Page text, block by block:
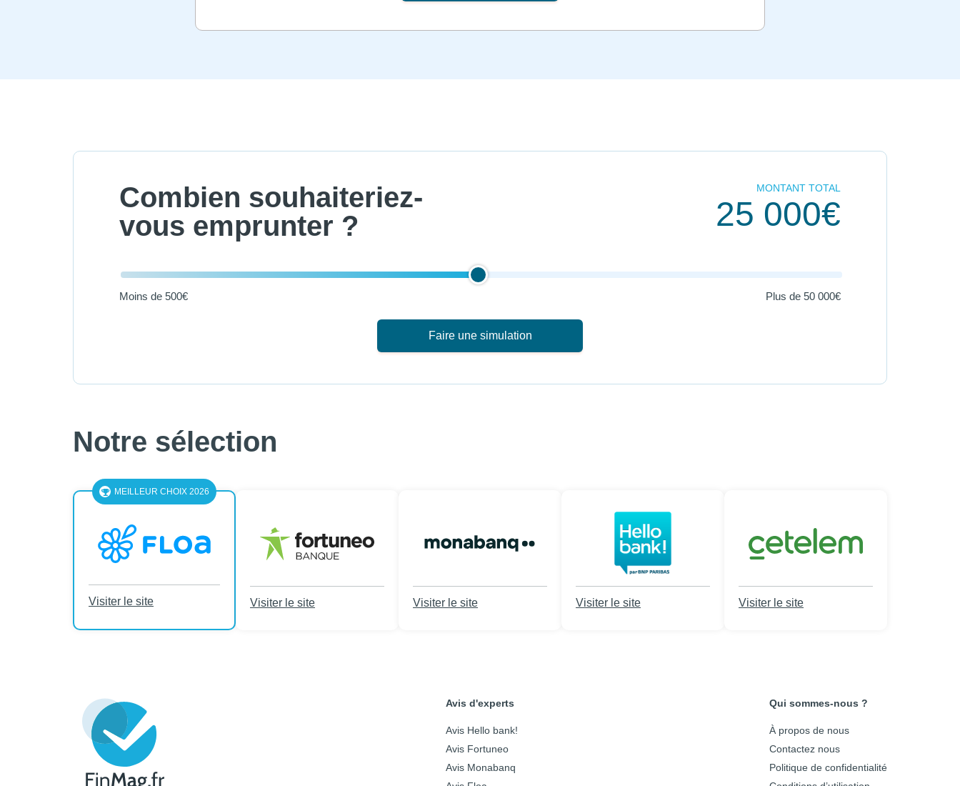
Combien souhaiteriez-
vous emprunter ?
MONTANT TOTAL
25 000€
Moins de 500€ Plus de 50 000€
Faire une simulation
Notre sélection
MEILLEUR CHOIX 2026
Visiter le site Visiter le site Visiter le site Visiter le site Visiter le site
Avis d'experts
Avis Hello bank!
Avis Fortuneo
Avis Monabanq
Qui sommes-nous ?
À propos de nous
Contactez nous
Politique de confidentialité